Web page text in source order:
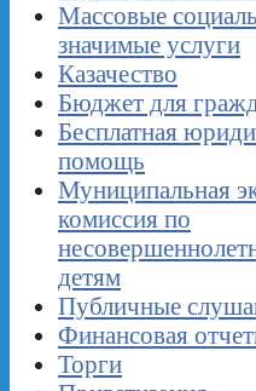
Массовые
значимые услуги
Казачество
Бюджет для
Бесплатная
помощь
Муниципальная
комиссия по
детям
Публичные
Финансовая
Торги